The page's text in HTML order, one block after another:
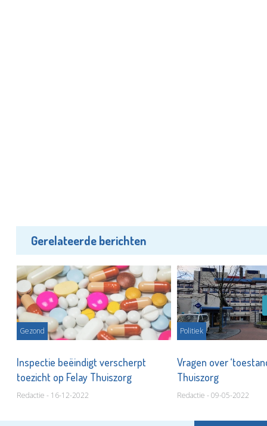
Gerelateerde berichten
Gezond
Inspectie beëindigt verscherpt
toezicht op Felay Thuiszorg
Redactie - 16-12-2022
Politiek
Vragen over
Thuiszorg
Redactie - 09-05-2022